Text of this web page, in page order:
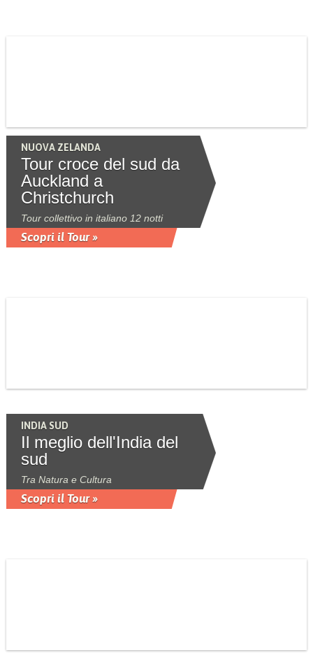
NUOVA ZELANDA
Tour croce del sud da
Auckland a
Christchurch
Tour collettivo in italiano 12 notti
Scopri il Tour »
INDIA SUD
Il meglio dell'India del
sud
Tra Natura e Cultura
Scopri il Tour »